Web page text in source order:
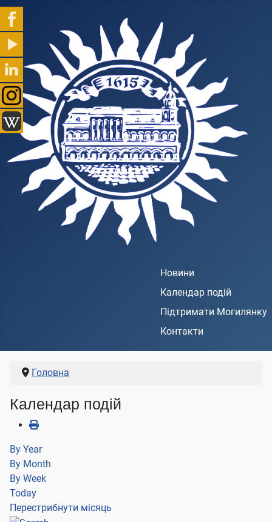
Новини
Календар подій
Підтримати Могилянку
Контакти
Головна
Календар подій
By Year
By Month
By Week
Today
Перестрибнути місяць